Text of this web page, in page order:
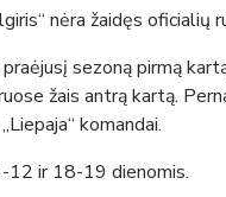
nėra žaidęs oficialių
sezoną pirmą
žais antrą kartą.
komandai.
12 ir 18-19 dienomis.